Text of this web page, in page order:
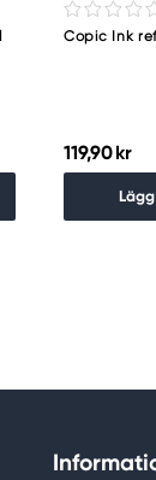
Copic Ink
119,90 kr